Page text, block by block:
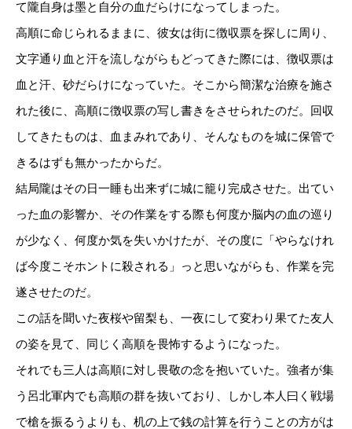
て隴自身は墨と自分の血だらけになってしまった。
高順に命じられるままに、彼女は街に徴収票を探しに周り、
文字通り血と汗を流しながらもどってきた際には、徴収票は
血と汗、砂だらけになっていた。そこから簡潔な治療を施さ
れた後に、高順に徴収票の写し書きをさせられたのだ。回収
してきたものは、血まみれであり、そんなものを城に保管で
きるはずも無かったからだ。
結局隴はその日一睡も出来ずに城に籠り完成させた。出てい
った血の影響か、その作業をする際も何度か脳内の血の巡り
が少なく、何度か気を失いかけたが、その度に「やらなけれ
ば今度こそホントに殺される」っと思いながらも、作業を完
遂させたのだ。
この話を聞いた夜桜や留梨も、一夜にして変わり果てた友人
の姿を見て、同じく高順を畏怖するようになった。
それでも三人は高順に対し畏敬の念を抱いていた。強者が集
う呂北軍内でも高順の群を抜いており、しかし本人曰く戦場
で槍を振るうよりも、机の上で銭の計算を行うことの方がは